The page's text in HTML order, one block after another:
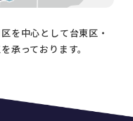
を中心として台東区・
承っております。